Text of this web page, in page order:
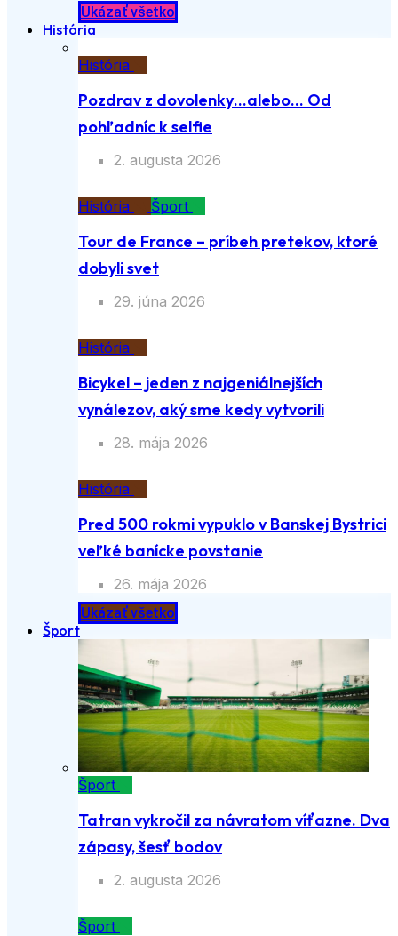
Ukázať všetko
História
História
Pozdrav z dovolenky…alebo… Od
pohľadníc k selfie
2. augusta 2026
História Šport
Tour de France – príbeh pretekov, ktoré
dobyli svet
29. júna 2026
História
Bicykel – jeden z najgeniálnejších
vynálezov, aký sme kedy vytvorili
28. mája 2026
História
Pred 500 rokmi vypuklo v Banskej Bystrici
veľké banícke povstanie
26. mája 2026
Ukázať všetko
Šport
Šport
Tatran vykročil za návratom víťazne. Dva
zápasy, šesť bodov
2. augusta 2026
Šport